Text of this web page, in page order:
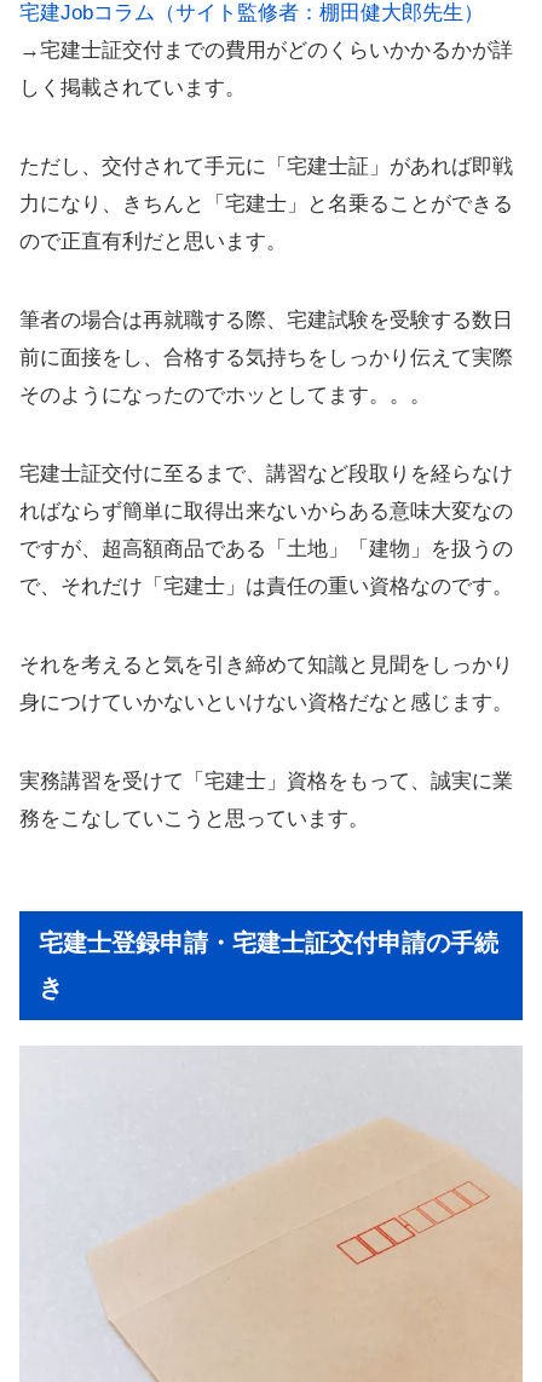
宅建Jobコラム（サイト監修者：棚田健大郎先生）
→宅建士証交付までの費用がどのくらいかかるかが詳
しく掲載されています。
ただし、交付されて手元に「宅建士証」があれば即戦
力になり、きちんと「宅建士」と名乗ることができる
ので正直有利だと思います。
筆者の場合は再就職する際、宅建試験を受験する数日
前に面接をし、合格する気持ちをしっかり伝えて実際
そのようになったのでホッとしてます。。。
宅建士証交付に至るまで、講習など段取りを経らなけ
ればならず簡単に取得出来ないからある意味大変なの
ですが、超高額商品である「土地」「建物」を扱うの
で、それだけ「宅建士」は責任の重い資格なのです。
それを考えると気を引き締めて知識と見聞をしっかり
身につけていかないといけない資格だなと感じます。
実務講習を受けて「宅建士」資格をもって、誠実に業
務をこなしていこうと思っています。
宅建士登録申請・宅建士証交付申請の手続
き